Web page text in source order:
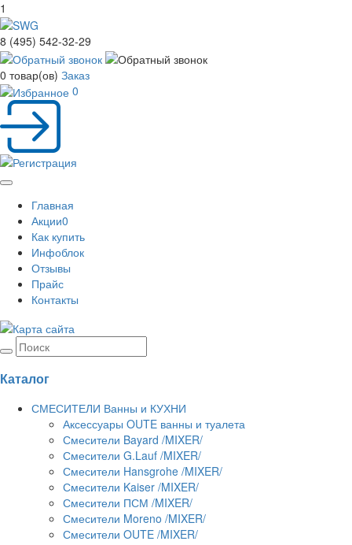
1
8 (495) 542-32-29
0 товар(ов) Заказ
0
Toggle
navigation
Главная
Акции0
Как купить
Инфоблок
Отзывы
Прайс
Контакты
Каталог
СМЕСИТЕЛИ Ванны и КУХНИ
Аксессуары OUTE ванны и туалета
Смесители Bayard /MIXER/
Смесители G.Lauf /MIXER/
Смесители Hansgrohe /MIXER/
Смесители Kaiser /MIXER/
Смесители ПСМ /MIXER/
Смесители Moreno /MIXER/
Смесители OUTE /MIXER/